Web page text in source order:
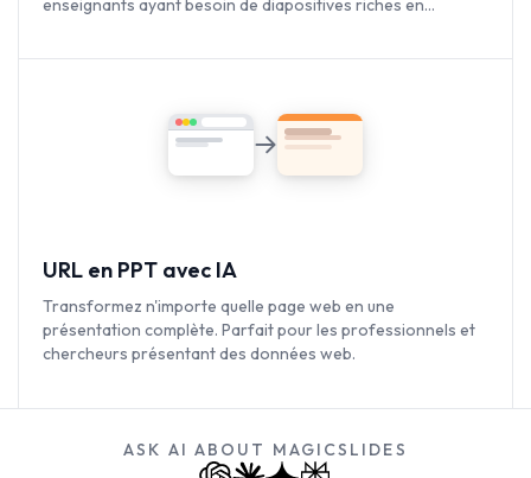
enseignants ayant besoin de diapositives riches en
URL en PPT avec IA
Transformez n'importe quelle page web en une
présentation complète. Parfait pour les professionnels et
chercheurs présentant des données web.
ASK AI ABOUT MAGICSLIDES